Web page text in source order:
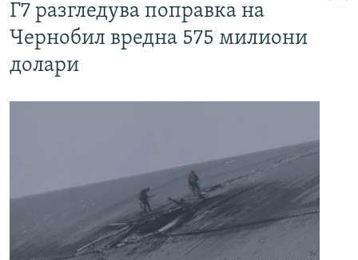
Г7 разгледува поправка на
Чернобил вредна 575 милиони
долари